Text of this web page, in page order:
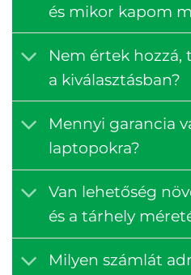
és mikor kapom
Nem értek
a kiválasztásban?
Mennyi garancia
laptopokra?
Van lehetőség
és a tárhely
Milyen számlát